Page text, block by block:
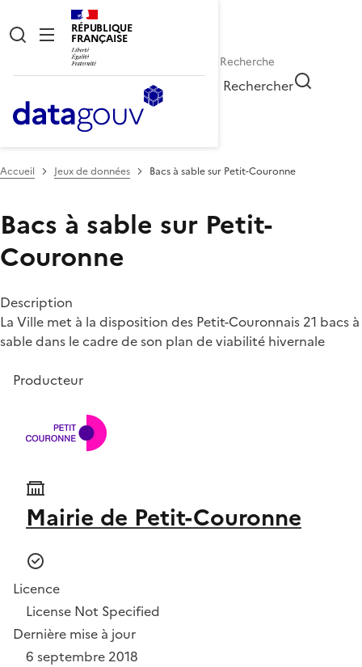
RÉPUBLIQUE
FRANÇAISE
Rechercher
Accueil Jeux de données Bacs à sable sur Petit-Couronne
Bacs à sable sur Petit-
Couronne
Description
La Ville met à la disposition des Petit-Couronnais 21 bacs à
sable dans le cadre de son plan de viabilité hivernale
Producteur
Mairie de Petit-Couronne
Licence
License Not Specified
Dernière mise à jour
6 septembre 2018